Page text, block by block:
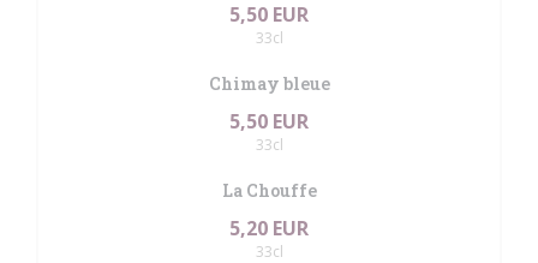
5,50 EUR
33cl
Chimay bleue
5,50 EUR
33cl
La Chouffe
5,20 EUR
33cl